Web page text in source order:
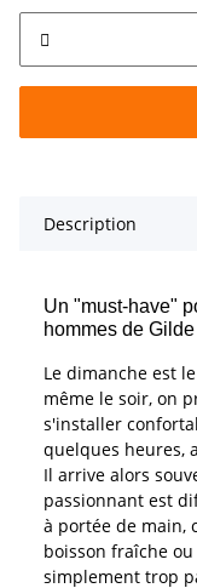
Description
Un "must-have"
hommes de Gilde
Le dimanche est
même le soir, on
s'installer
quelques heures,
Il arrive alors
passionnant est
à portée de main,
boisson fraîche
simplement trop